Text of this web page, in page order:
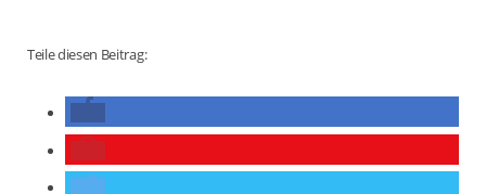
Teile diesen Beitrag: